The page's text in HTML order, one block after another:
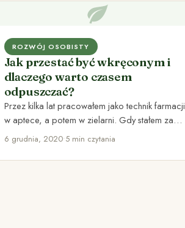
ROZWÓJ OSOBISTY
Jak przestać być wkręconym i
dlaczego warto czasem
odpuszczać?
Przez kilka lat pracowałem jako technik farmacji
w aptece, a potem w zielarni. Gdy stałem za
kasą uświadomiłem…
6 grudnia, 2020•5 min czytania